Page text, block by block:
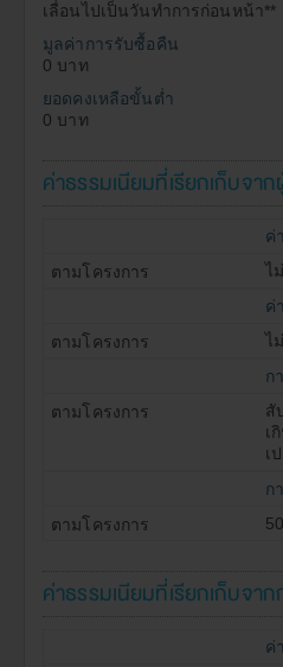
เลื่อนไปเป็นวันทำการก่อนหน้า**
มูลค่าการรับซื้อคืน
0 บาท
ยอดคงเหลือขั้นต่ำ
0 บาท
ค่าธรรมเนียมที่เรียกเก็บจา
ค่
ไ
ค่
ไ
ก
สั
เ
เ
ก
ค่าธรรมเนียมที่เรียกเก็บจา
ค่